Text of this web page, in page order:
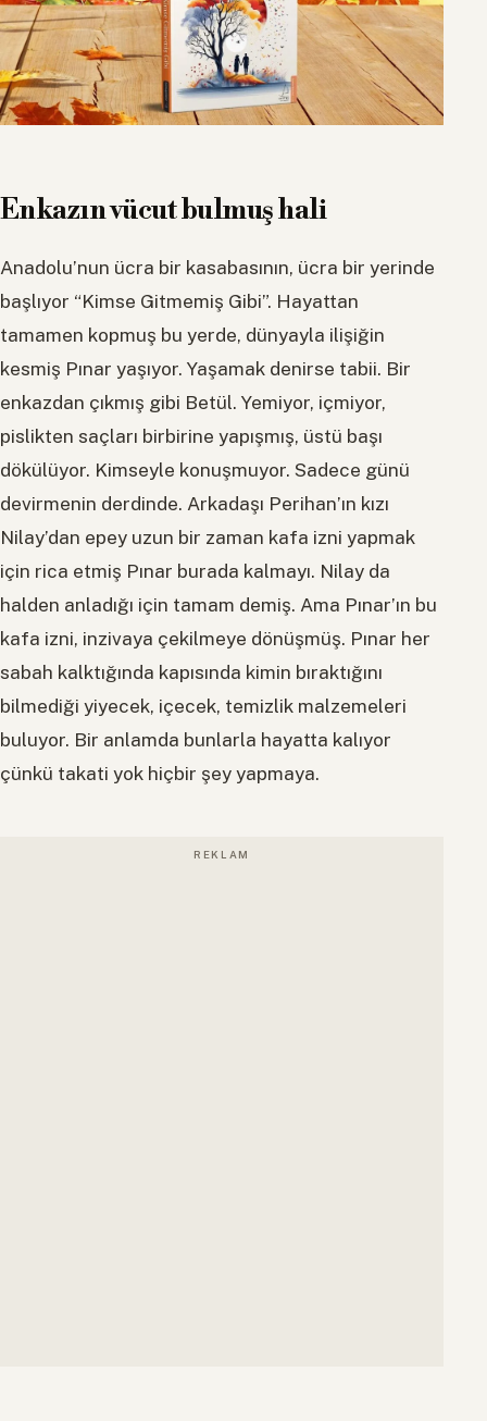
Enkazın vücut bulmuş hali
Anadolu’nun ücra bir kasabasının, ücra bir yerinde
başlıyor “Kimse Gitmemiş Gibi”. Hayattan
tamamen kopmuş bu yerde, dünyayla ilişiğin
kesmiş Pınar yaşıyor. Yaşamak denirse tabii. Bir
enkazdan çıkmış gibi Betül. Yemiyor, içmiyor,
pislikten saçları birbirine yapışmış, üstü başı
dökülüyor. Kimseyle konuşmuyor. Sadece günü
devirmenin derdinde. Arkadaşı Perihan’ın kızı
Nilay’dan epey uzun bir zaman kafa izni yapmak
için rica etmiş Pınar burada kalmayı. Nilay da
halden anladığı için tamam demiş. Ama Pınar’ın bu
kafa izni, inzivaya çekilmeye dönüşmüş. Pınar her
sabah kalktığında kapısında kimin bıraktığını
bilmediği yiyecek, içecek, temizlik malzemeleri
buluyor. Bir anlamda bunlarla hayatta kalıyor
çünkü takati yok hiçbir şey yapmaya.